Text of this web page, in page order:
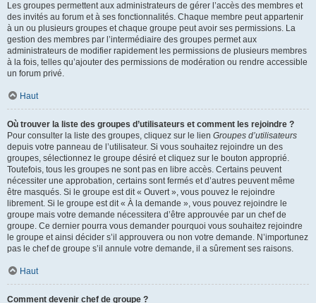
Les groupes permettent aux administrateurs de gérer l’accès des membres et
des invités au forum et à ses fonctionnalités. Chaque membre peut appartenir
à un ou plusieurs groupes et chaque groupe peut avoir ses permissions. La
gestion des membres par l’intermédiaire des groupes permet aux
administrateurs de modifier rapidement les permissions de plusieurs membres
à la fois, telles qu’ajouter des permissions de modération ou rendre accessible
un forum privé.
Haut
Où trouver la liste des groupes d’utilisateurs et comment les rejoindre ?
Pour consulter la liste des groupes, cliquez sur le lien Groupes d’utilisateurs
depuis votre panneau de l’utilisateur. Si vous souhaitez rejoindre un des
groupes, sélectionnez le groupe désiré et cliquez sur le bouton approprié.
Toutefois, tous les groupes ne sont pas en libre accès. Certains peuvent
nécessiter une approbation, certains sont fermés et d’autres peuvent même
être masqués. Si le groupe est dit « Ouvert », vous pouvez le rejoindre
librement. Si le groupe est dit « À la demande », vous pouvez rejoindre le
groupe mais votre demande nécessitera d’être approuvée par un chef de
groupe. Ce dernier pourra vous demander pourquoi vous souhaitez rejoindre
le groupe et ainsi décider s’il approuvera ou non votre demande. N’importunez
pas le chef de groupe s’il annule votre demande, il a sûrement ses raisons.
Haut
Comment devenir chef de groupe ?